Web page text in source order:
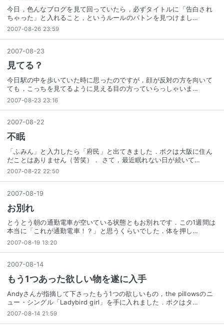
今日，色んなブログを見て回っていたら，必ずタイトルに「告白され
ちゃった」と入れること，というルールのバトンを見つけまし…
2007-08-26 23:59
2007-08-23
見てる？
今日駅の中を歩いていた時に思ったのですが，顔が反対の方を向いて
ても，こっちを見てるように見える目の方っていらっしゃいま…
2007-08-23 23:16
2007-08-22
不眠
「ふみん」と入力したら「府民」と出てきました．ボクは大阪に住ん
だことはありません（苦笑）． さて，最近眠れない日が続いて…
2007-08-22 22:50
2007-08-19
お別れ
とうとう朝の通勤電車が空いている状態ともお別れです．この1週間は
本当に「これが通勤電車！？」と思うくらいでした．体を押し…
2007-08-19 13:20
2007-08-14
もう1つあった欲しい物を遂に入手
Andyさんが指摘して下さったもう1つの欲しいもの，the pillowsのニ
ュー・シングル「Ladybird girl」を手に入れました．ボクはタ…
2007-08-14 21:59